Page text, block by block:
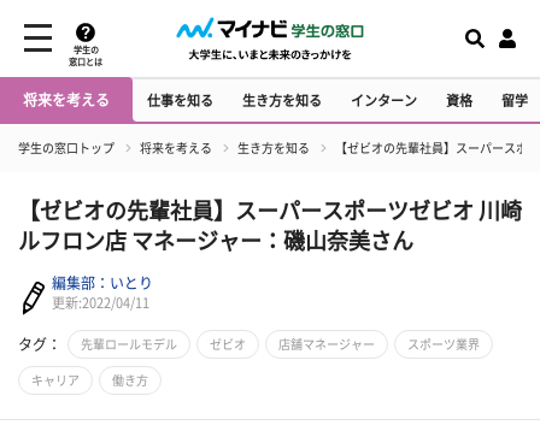
学生の
窓口とは
将来を考える 仕事を知る 生き方を知る インターン 資格 留学
学生の窓口トップ 将来を考える 生き方を知る 【ゼビオの先輩社員】スーパースポ
【ゼビオの先輩社員】スーパースポーツゼビオ 川崎
ルフロン店 マネージャー：磯山奈美さん
編集部：いとり
更新:2022/04/11
タグ： 先輩ロールモデル ゼビオ 店舗マネージャー スポーツ業界
キャリア 働き方